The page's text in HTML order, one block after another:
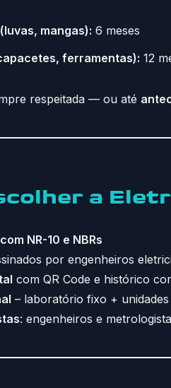
mangas): 6 meses
ferramentas): 12
respeitada — ou até
a
NR-10 e NBRs
por engenheiros
com QR Code e histórico
– laboratório fixo + unidades
: engenheiros e